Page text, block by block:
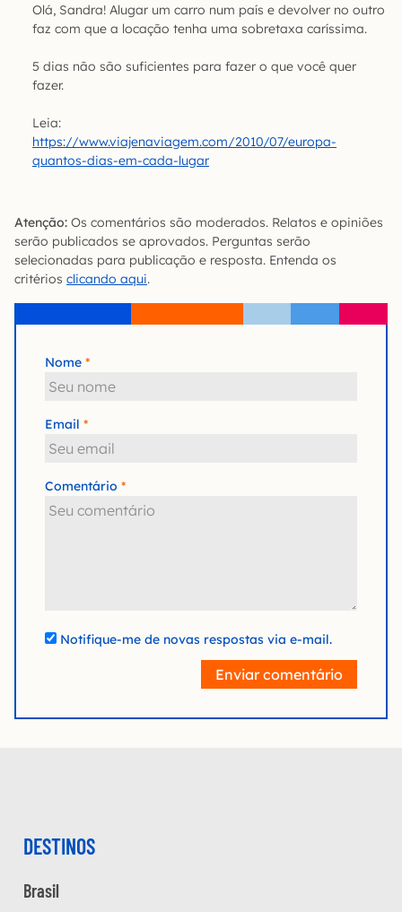
Olá, Sandra! Alugar um carro num país e devolver no outro
faz com que a locação tenha uma sobretaxa caríssima.
5 dias não são suficientes para fazer o que você quer
fazer.
Leia:
https://www.viajenaviagem.com/2010/07/europa-
quantos-dias-em-cada-lugar
Atenção: Os comentários são moderados. Relatos e opiniões
serão publicados se aprovados. Perguntas serão
selecionadas para publicação e resposta. Entenda os
critérios clicando aqui.
Nome
Email
Comentário
Notifique-me de novas respostas via e-mail.
Enviar comentário
DESTINOS
Brasil